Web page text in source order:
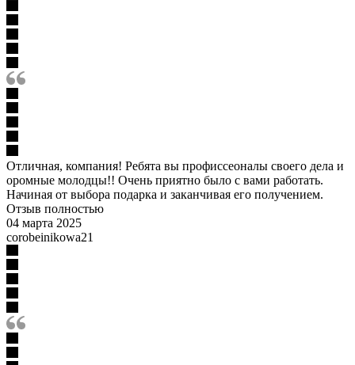
Отличная, компания! Ребята вы профиссеоналы своего дела и
оромные молодцы!! Очень приятно было с вами работать.
Начиная от выбора подарка и заканчивая его получением.
Отзыв полностью
04 марта 2025
corobeinikowa21